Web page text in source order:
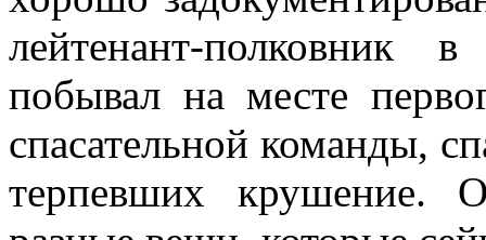
лейтенант-полковник
побывал на месте
спасательной команды,
терпевших крушение.